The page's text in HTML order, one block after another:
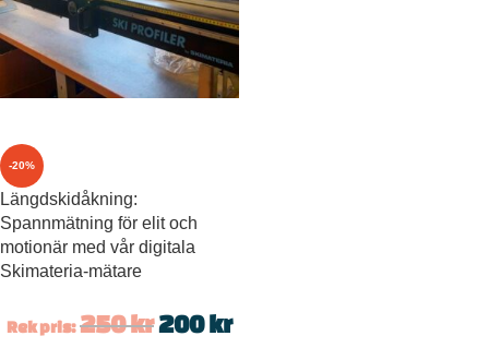
-20%
Längdskidåkning:
Spannmätning för elit och
motionär med vår digitala
Skimateria-mätare
Rek pris: 250kr200kr